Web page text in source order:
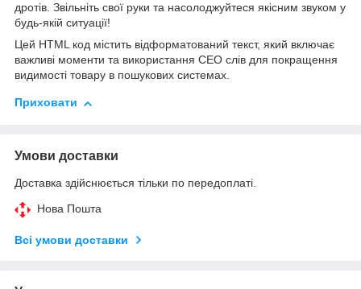
дротів. Звільніть свої руки та насолоджуйтеся якісним звуком у
будь-якій ситуації!
Цей HTML код містить відформатований текст, який включає
важливі моменти та використання СЕО слів для покращення
видимості товару в пошукових системах.
Приховати
Умови доставки
Доставка здійснюється тільки по передоплаті.
Нова Пошта
Всі умови доставки